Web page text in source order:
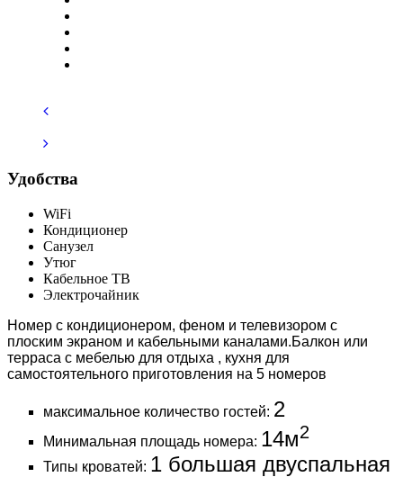
Удобства
WiFi
Кондиционер
Санузел
Утюг
Кабельное ТВ
Электрочайник
Номер с кондиционером, феном и телевизором с
плоским экраном и кабельными каналами.Балкон или
терраса с мебелью для отдыха , кухня для
самостоятельного приготовления на 5 номеров
максимальное количество гостей: 2
Минимальная площадь номера: 14м2
Типы кроватей: 1 большая двуспальная